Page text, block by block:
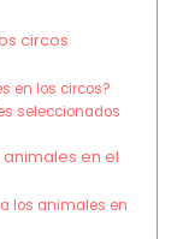
circos
en los circos?
seleccionados
en el
los animales en